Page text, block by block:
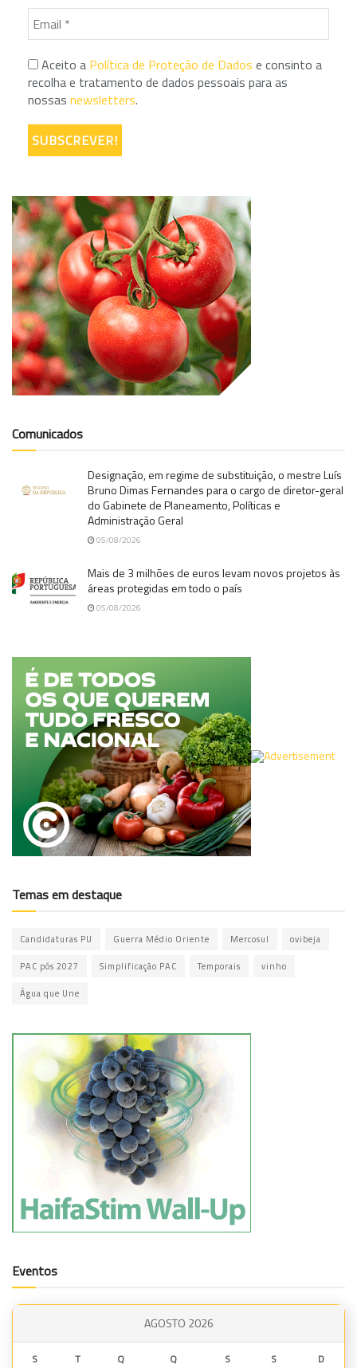
Aceito a Política de Proteção de Dados e consinto a
recolha e tratamento de dados pessoais para as
nossas newsletters.
Comunicados
Designação, em regime de substituição, o mestre Luís
Bruno Dimas Fernandes para o cargo de diretor-geral
do Gabinete de Planeamento, Políticas e
Administração Geral
05/08/2026
Mais de 3 milhões de euros levam novos projetos às
áreas protegidas em todo o país
05/08/2026
Temas em destaque
Candidaturas PU Guerra Médio Oriente Mercosul ovibeja
PAC pós 2027 Simplificação PAC Temporais vinho
Água que Une
Eventos
AGOSTO 2026
S T Q Q S S D